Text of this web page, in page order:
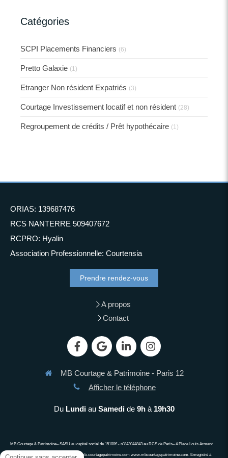
Catégories
SCPI Placements Financiers (6)
Pretto Galaxie (1)
Etranger Non résident Expatriés (3)
Courtage Investissement locatif et non résident (28)
Regroupement de crédits / Prêt hypothécaire (1)
ORIAS: 139687476
RCS NANTERRE 509407672
RCPRO: Hyalin
Association Professionnelle: Courtensia
Prendre rendez-vous
A propos
Contact
MB Courtage & Patrimoine - Paris 12
Afficher le téléphone
Du Lundiau Samedide 9hà 19h30
MB Courtage & Patrimoine– SASU au capital social de 15100€ - n°843044843 au RCS de Paris– 4 Place Louis Armand
75012 PARIS 06 13 90 63 34 demandes@mb-courtagepatrimoine.com www.mbcourtagepatrimoine.com. Enregistré à